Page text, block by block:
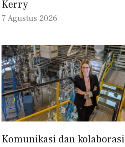
Kerry
7 Agustus 2026
Komunikasi dan kolaborasi